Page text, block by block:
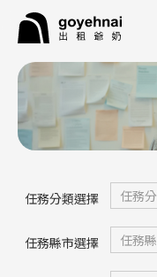
任務分類選擇
任務縣市選擇